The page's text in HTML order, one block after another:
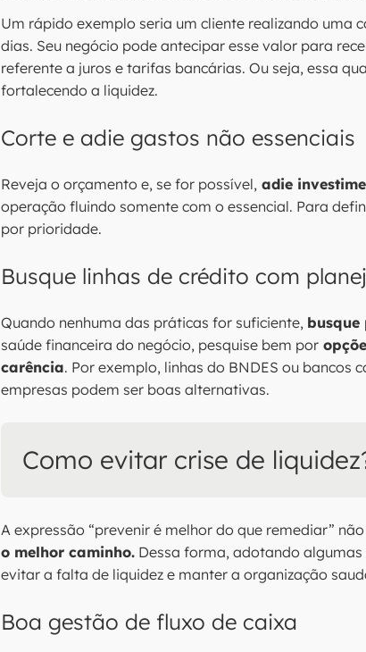
Um rápido exemplo seria um cliente realizando uma
dias. Seu negócio pode antecipar esse valor para
referente a juros e tarifas bancárias. Ou seja, essa
fortalecendo a liquidez.
Corte e adie gastos não essenciais
Reveja o orçamento e, se for possível, adie
operação fluindo somente com o essencial. Para
por prioridade.
Busque linhas de crédito com
Quando nenhuma das práticas for suficiente, busque
saúde financeira do negócio, pesquise bem por
carência. Por exemplo, linhas do BNDES ou bancos
empresas podem ser boas alternativas.
Como evitar crise de
A expressão “prevenir é melhor do que remediar”
o melhor caminho.Dessa forma, adotando algumas
evitar a falta de liquidez e manter a organização
Boa gestão de fluxo de caixa